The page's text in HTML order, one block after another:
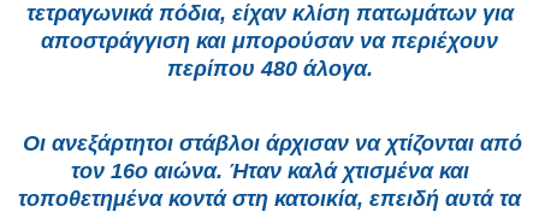
τετραγωνικά πόδια, είχαν κλίση πατωμάτων για
αποστράγγιση και μπορούσαν να περιέχουν
περίπου 480 άλογα.
Οι ανεξάρτητοι στάβλοι άρχισαν να χτίζονται από
τον 16ο αιώνα. Ήταν καλά χτισμένα και
τοποθετημένα κοντά στη κατοικία, επειδή αυτά τα